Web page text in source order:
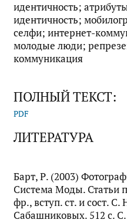
идентичность;
идентичность;
селфи; интернет-
молодые люди;
коммуникация
ПОЛНЫЙ ТЕКСТ:
PDF
ЛИТЕРАТУРА
Барт, Р. (2003)
Система Моды. Статьи
фр., вступ. ст. и сост.
Сабашниковых. 512 с.